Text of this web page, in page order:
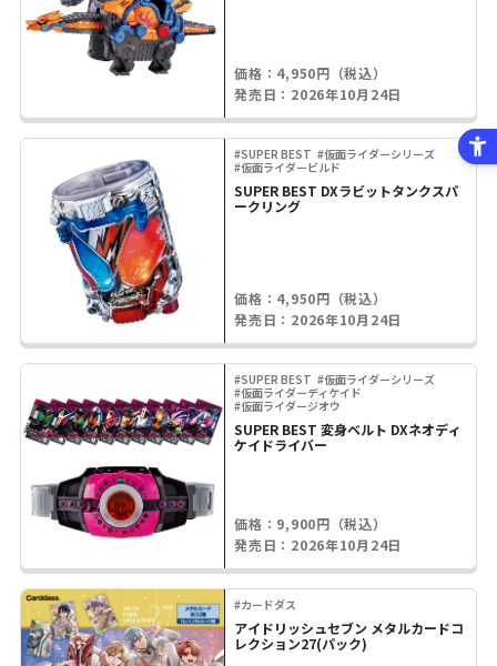
価格：4,950円（税込）
発売日：2026年10月24日
#SUPER BEST #仮面ライダーシリーズ
#仮面ライダービルド
SUPER BEST DXラビットタンクスパ
ークリング
価格：4,950円（税込）
発売日：2026年10月24日
#SUPER BEST #仮面ライダーシリーズ
#仮面ライダーディケイド
#仮面ライダージオウ
SUPER BEST 変身ベルト DXネオディ
ケイドライバー
価格：9,900円（税込）
発売日：2026年10月24日
#カードダス
アイドリッシュセブン メタルカードコ
レクション27(パック)